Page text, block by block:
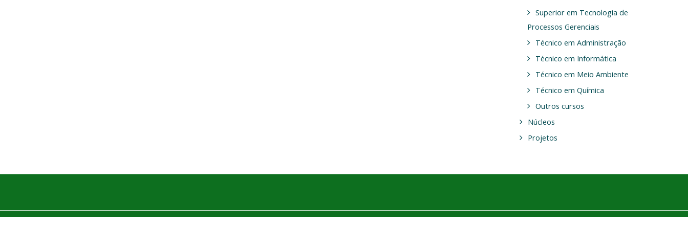
Superior em Tecnologia de
Processos Gerenciais
Técnico em Administração
Técnico em Informática
Técnico em Meio Ambiente
Técnico em Química
Outros cursos
Núcleos
Projetos